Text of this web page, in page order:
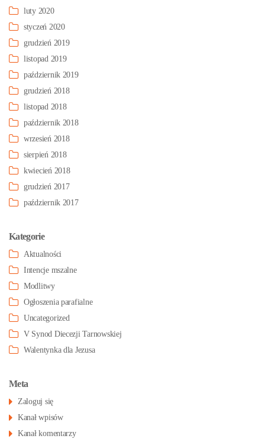
luty 2020
styczeń 2020
grudzień 2019
listopad 2019
październik 2019
grudzień 2018
listopad 2018
październik 2018
wrzesień 2018
sierpień 2018
kwiecień 2018
grudzień 2017
październik 2017
Kategorie
Aktualności
Intencje mszalne
Modlitwy
Ogłoszenia parafialne
Uncategorized
V Synod Diecezji Tarnowskiej
Walentynka dla Jezusa
Meta
Zaloguj się
Kanał wpisów
Kanał komentarzy